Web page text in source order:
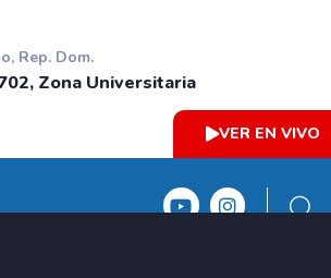
Rep. Dom.
Zona Universitaria
VER EN VIVO